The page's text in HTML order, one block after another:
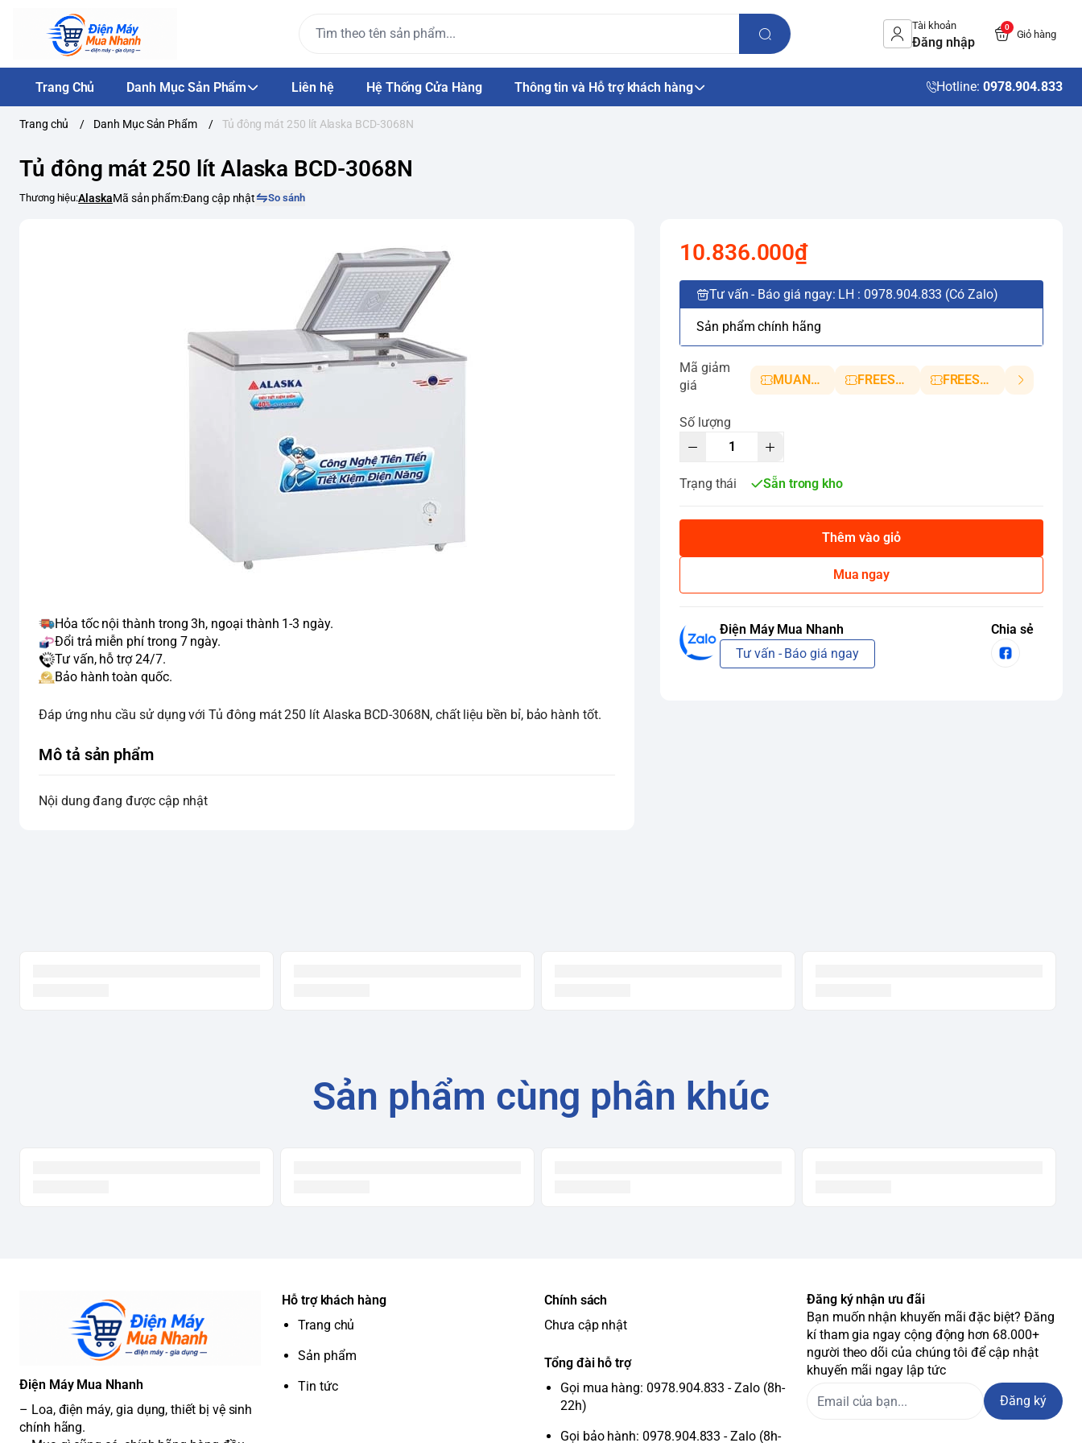
Tài khoản
Đăng nhập
0
Giỏ hàng
Trang Chủ Danh Mục Sản Phẩm Liên hệ Hệ Thống Cửa Hàng Thông tin và Hỗ trợ khách hàng Hotline: 0978.904.833
Trang chủ / Danh Mục Sản Phẩm / Tủ đông mát 250 lít Alaska BCD-3068N
Tủ đông mát 250 lít Alaska BCD-3068N
Thương hiệu:AlaskaMã sản phẩm:Đang cập nhật So sánh
10.836.000₫
Tư vấn - Báo giá ngay: LH : 0978.904.833 (Có Zalo)
Sản phẩm chính hãng
Mã giảm
giá
MUANHANH01 FREESHIP5 FREESHIP10
Số lượng
Trạng thái Sẵn trong kho
Thêm vào giỏ
Mua ngay
Điện Máy Mua Nhanh
Tư vấn - Báo giá ngay
Chia sẻ
Hỏa tốc nội thành trong 3h, ngoại thành 1-3 ngày.
Đổi trả miễn phí trong 7 ngày.
Tư vấn, hỗ trợ 24/7.
Bảo hành toàn quốc.
Đáp ứng nhu cầu sử dụng với Tủ đông mát 250 lít Alaska BCD-3068N, chất liệu bền bỉ, bảo hành tốt.
Mô tả sản phẩm
Nội dung đang được cập nhật
Sản phẩm cùng phân khúc
Điện Máy Mua Nhanh
– Loa, điện máy, gia dụng, thiết bị vệ sinh
chính hãng.
Hỗ trợ khách hàng
Trang chủ
Sản phẩm
Tin tức
Chính sách
Chưa cập nhật
Tổng đài hỗ trợ
Gọi mua hàng: 0978.904.833 - Zalo (8h-
22h)
Gọi bảo hành: 0978.904.833 - Zalo (8h-
Đăng ký nhận ưu đãi
Bạn muốn nhận khuyến mãi đặc biệt? Đăng
kí tham gia ngay cộng động hơn 68.000+
người theo dõi của chúng tôi để cập nhật
khuyến mãi ngay lập tức
Đăng ký